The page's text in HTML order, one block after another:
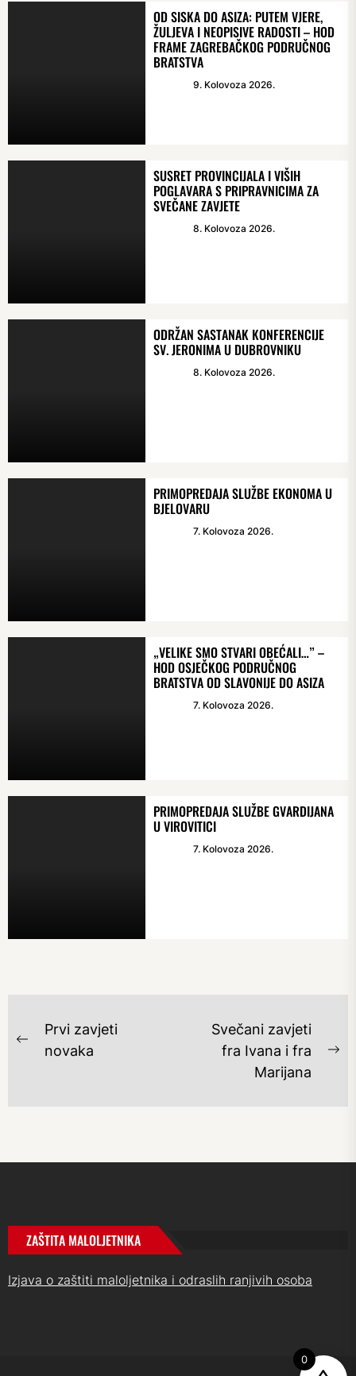
OD SISKA DO ASIZA: PUTEM VJERE,
ŽULJEVA I NEOPISIVE RADOSTI – HOD
FRAME ZAGREBAČKOG PODRUČNOG
BRATSTVA
9. Kolovoza 2026.
SUSRET PROVINCIJALA I VIŠIH
POGLAVARA S PRIPRAVNICIMA ZA
SVEČANE ZAVJETE
8. Kolovoza 2026.
ODRŽAN SASTANAK KONFERENCIJE
SV. JERONIMA U DUBROVNIKU
8. Kolovoza 2026.
PRIMOPREDAJA SLUŽBE EKONOMA U
BJELOVARU
7. Kolovoza 2026.
„VELIKE SMO STVARI OBEĆALI…” –
HOD OSJEČKOG PODRUČNOG
BRATSTVA OD SLAVONIJE DO ASIZA
7. Kolovoza 2026.
PRIMOPREDAJA SLUŽBE GVARDIJANA
U VIROVITICI
7. Kolovoza 2026.
NAVIGACIJA
OBJAVA
Previous
Prvi zavjeti
novaka
Svečani zavjeti
fra Ivana i fra
Marijana
ZAŠTITA MALOLJETNIKA
Izjava o zaštiti maloljetnika i odraslih ranjivih osoba
0